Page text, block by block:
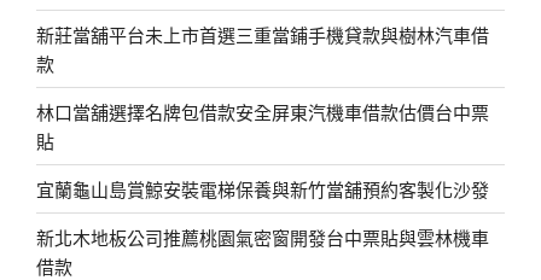
新莊當舖平台未上市首選三重當鋪手機貸款與樹林汽車借
款
林口當舖選擇名牌包借款安全屏東汽機車借款估價台中票
貼
宜蘭龜山島賞鯨安裝電梯保養與新竹當舖預約客製化沙發
新北木地板公司推薦桃園氣密窗開發台中票貼與雲林機車
借款